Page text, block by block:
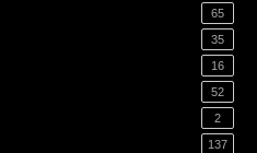
65
35
16
52
2
137